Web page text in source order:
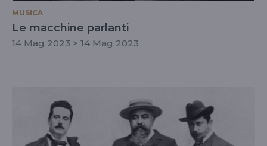
MUSICA
Le macchine parlanti
14 Mag 2023 > 14 Mag 2023